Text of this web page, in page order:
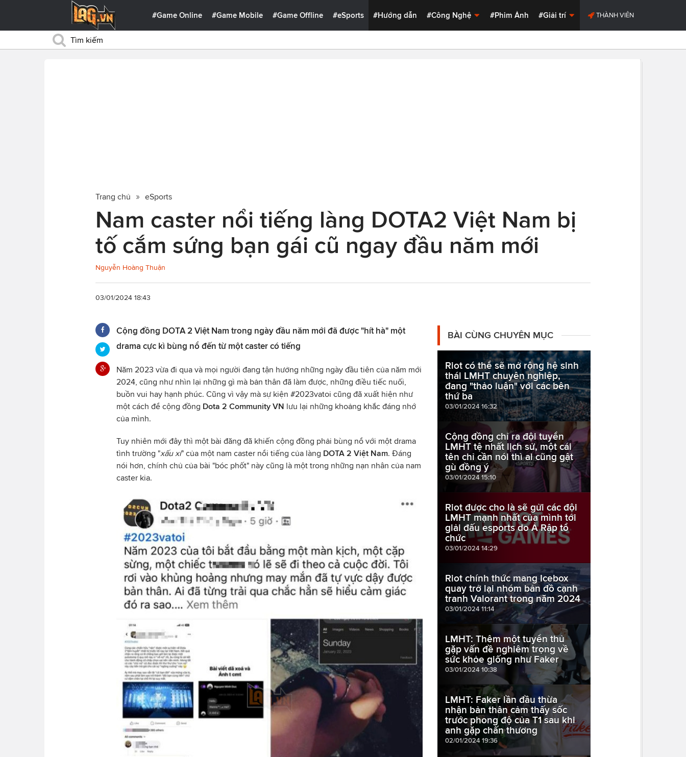
#Game Online #Game Mobile #Game Offline #eSports #Hướng dẫn #Công Nghệ #Phim Ảnh #Giải trí THÀNH VIÊN
Trang chủ eSports
Nam caster nổi tiếng làng DOTA2 Việt Nam bị
tố cắm sứng bạn gái cũ ngay đầu năm mới
Nguyễn Hoàng Thuận
03/01/2024 18:43
Cộng đồng DOTA 2 Việt Nam trong ngày đầu năm mới đã được "hít hà" một
drama cực kì bùng nổ đến từ một caster có tiếng
Năm 2023 vừa đi qua và mọi người đang tận hưởng những ngày đầu tiên của năm mới
2024, cũng như nhìn lại những gì mà bản thân đã làm được, những điều tiếc nuối,
buồn vui hay hạnh phúc. Cũng vì vậy mà sự kiện #2023vatoi cũng đã xuất hiện như
một cách để cộng đồng Dota 2 Community VN lưu lại những khoảng khắc đáng nhớ
của mình.
Tuy nhiên mới đây thì một bài đăng đã khiến cộng đồng phải bùng nổ với một drama
tình trường "xấu xí" của một nam caster nổi tiếng của làng DOTA 2 Việt Nam. Đáng
nói hơn, chính chủ của bài "bóc phốt" này cũng là một trong những nạn nhân của nam
caster kia.
BÀI CÙNG CHUYÊN MỤC
Riot có thể sẽ mở rộng hệ sinh
thái LMHT chuyên nghiệp,
đang "thảo luận" với các bên
thứ ba
03/01/2024 16:32
Cộng đồng chỉ ra đội tuyển
LMHT tệ nhất lịch sử, một cái
tên chỉ cần nói thì ai cũng gật
gù đồng ý
03/01/2024 15:10
Riot được cho là sẽ gửi các đội
LMHT mạnh nhất của mình tới
giải đấu esports do Ả Rập tổ
chức
03/01/2024 14:29
Riot chính thức mang Icebox
quay trở lại nhóm bản đồ cạnh
tranh Valorant trong năm 2024
03/01/2024 11:14
LMHT: Thêm một tuyển thủ
gặp vấn đề nghiêm trọng về
sức khỏe giống như Faker
03/01/2024 10:38
LMHT: Faker lần đầu thừa
nhận bản thân cảm thấy sốc
trước phong độ của T1 sau khi
anh gặp chấn thương
02/01/2024 19:36